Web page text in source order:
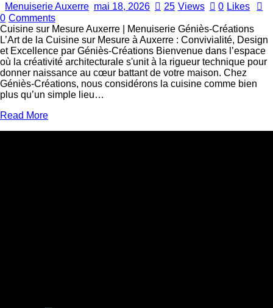
Menuiserie Auxerre mai 18, 2026 25 Views 0 Likes
0 Comments
Cuisine sur Mesure Auxerre | Menuiserie Géniès-Créations
L’Art de la Cuisine sur Mesure à Auxerre : Convivialité, Design
et Excellence par Géniès-Créations Bienvenue dans l’espace
où la créativité architecturale s'unit à la rigueur technique pour
donner naissance au cœur battant de votre maison. Chez
Géniès-Créations, nous considérons la cuisine comme bien
plus qu’un simple lieu…
Read More